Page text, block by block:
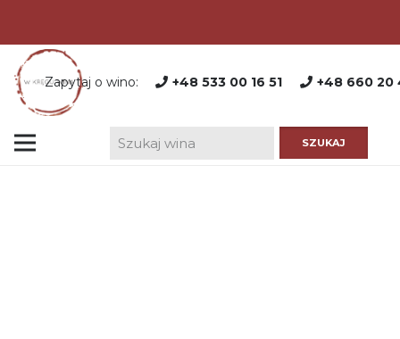
Zapytaj o wino: +48 533 00 16 51 +48 660 20